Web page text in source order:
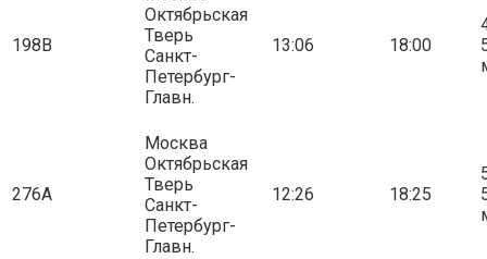
198В
Октябрьская
Тверь
Санкт-
Петербург-
Главн.
13:06 18:00
276А
Москва
Октябрьская
Тверь
Санкт-
Петербург-
Главн.
12:26 18:25